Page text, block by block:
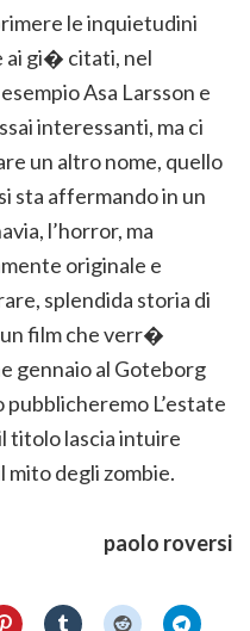
le inquietudini
gi� citati, nel
Asa Larsson e
interessanti, ma ci
un altro nome, quello
sta affermando in un
l’horror, ma
originale e
splendida storia di
film che verr�
gennaio al Goteborg
L’estate
titolo lascia intuire
mito degli zombie.
paolo roversi